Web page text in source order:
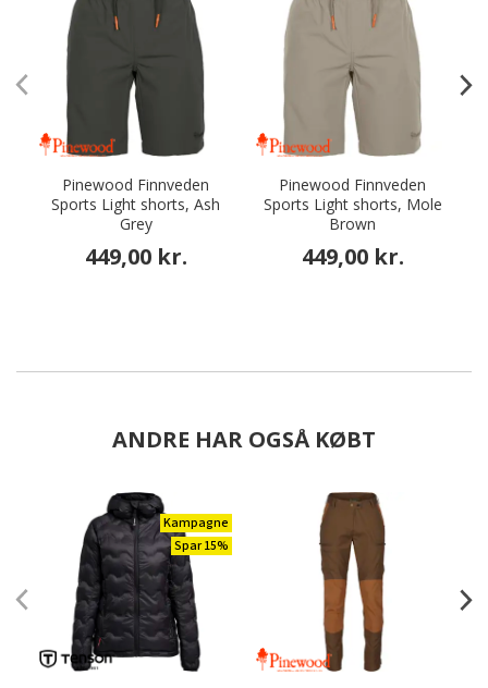
Pinewood Finnveden
Sports Light shorts, Ash
Grey
449,00 kr.
Pinewood Finnveden
Sports Light shorts, Mole
Brown
449,00 kr.
ANDRE HAR OGSÅ KØBT
Kampagne
Spar 15%